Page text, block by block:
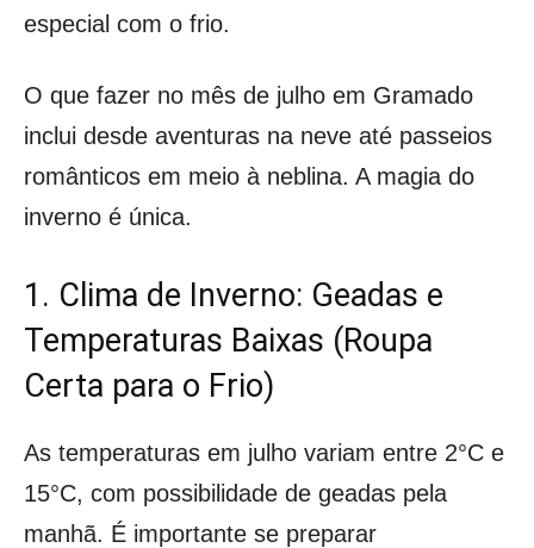
especial com o frio.
O que fazer no mês de julho em Gramado
inclui desde aventuras na neve até passeios
românticos em meio à neblina. A magia do
inverno é única.
1. Clima de Inverno: Geadas e
Temperaturas Baixas (Roupa
Certa para o Frio)
As temperaturas em julho variam entre 2°C e
15°C, com possibilidade de geadas pela
manhã. É importante se preparar